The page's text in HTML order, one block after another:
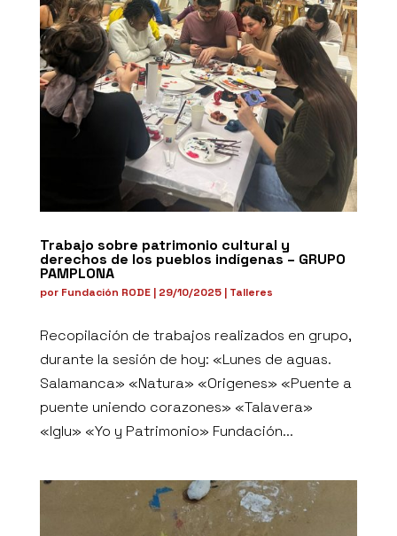
Trabajo sobre patrimonio cultural y
derechos de los pueblos indígenas – GRUPO
PAMPLONA
por Fundación RODE| 29/10/2025| Talleres
Recopilación de trabajos realizados en grupo,
durante la sesión de hoy: «Lunes de aguas.
Salamanca» «Natura» «Origenes» «Puente a
puente uniendo corazones» «Talavera»
«Iglu» «Yo y Patrimonio» Fundación...